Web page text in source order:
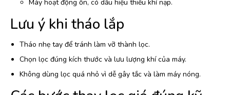
Máy hoạt động ồn, có dấu hiệu thiếu khí nạp.
Lưu ý khi tháo lắp
Tháo nhẹ tay để tránh làm vỡ thành lọc.
Chọn lọc đúng kích thước và lưu lượng khí của máy.
Không dùng lọc quá nhỏ vì dễ gây tắc và làm máy nóng.